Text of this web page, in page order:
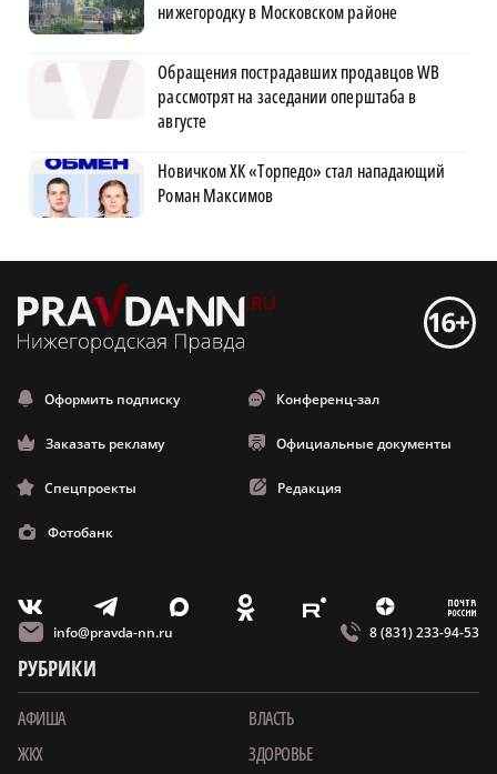
нижегородку в Московском районе
Обращения пострадавших продавцов WB
рассмотрят на заседании оперштаба в
августе
Новичком ХК «Торпедо» стал нападающий
Роман Максимов
Оформить подписку Конференц-зал
Заказать рекламу Официальные документы
Спецпроекты Редакция
Фотобанк
V T X O E Z m
info@pravda-nn.ru 8 (831) 233-94-53
РУБРИКИ
АФИША
ВЛАСТЬ
ЖКХ
ЗДОРОВЬЕ